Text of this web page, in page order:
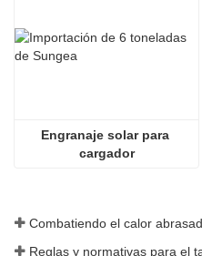
Engranaje solar para
cargador